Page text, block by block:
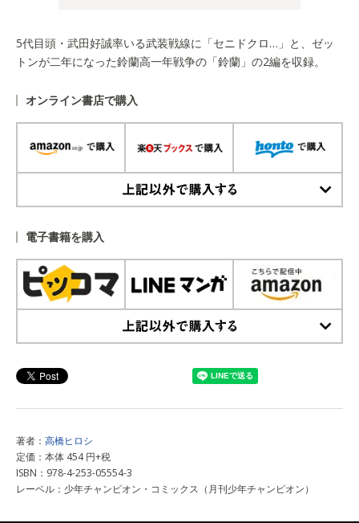
5代目頭・武田好誠率いる武装戦線に「セニドクロ…」と、ゼッ
トンが二年になった鈴蘭高一年戦争の「鈴蘭」の2編を収録。
オンライン書店で購入
電子書籍を購入
著者： 高橋ヒロシ
定価：本体 454 円+税
ISBN：978-4-253-05554-3
レーベル：少年チャンピオン・コミックス（月刊少年チャンピオン）